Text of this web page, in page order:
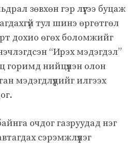
зөвхөн гэр лүүгээ буцаж
тул шинэ өргөтгөл
дохио өгөх боломжийг
“Ирэх мэдэгдэл”
горимд нийцүүлэн олон
мэдэгдлүүдийг илгээх
очдог газруудад нэг
сэрэмжлүүлэг